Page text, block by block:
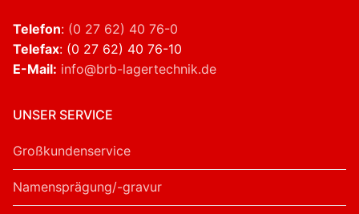
Telefon: (0 27 62) 40 76-0
Telefax: (0 27 62) 40 76-10
E-Mail: info@brb-lagertechnik.de
UNSER SERVICE
Großkundenservice
Namensprägung/-gravur